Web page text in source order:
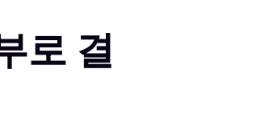
로 결